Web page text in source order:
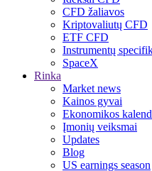
CFD žaliavos
Kriptovaliutų CFD
ETF CFD
Instrumentų
SpaceX
Rinka
Market news
Kainos gyvai
Ekonomikos
Įmonių veiksmai
Updates
Blog
US earnings season